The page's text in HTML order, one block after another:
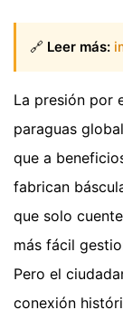
🔗 Leer más:
La presión por
paraguas
que a
fabrican
que solo
más fácil
Pero el
conexión